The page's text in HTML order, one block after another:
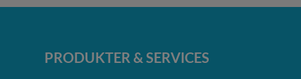
PRODUKTER & SERVICES